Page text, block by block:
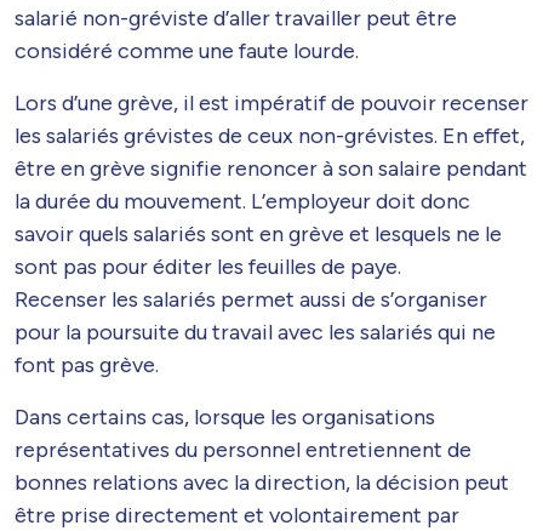
salarié non-gréviste d’aller travailler peut être
considéré comme une faute lourde.
Lors d’une grève, il est impératif de pouvoir recenser
les salariés grévistes de ceux non-grévistes. En effet,
être en grève signifie renoncer à son salaire pendant
la durée du mouvement. L’employeur doit donc
savoir quels salariés sont en grève et lesquels ne le
sont pas pour éditer les feuilles de paye.
Recenser les salariés permet aussi de s’organiser
pour la poursuite du travail avec les salariés qui ne
font pas grève.
Dans certains cas, lorsque les organisations
représentatives du personnel entretiennent de
bonnes relations avec la direction, la décision peut
être prise directement et volontairement par